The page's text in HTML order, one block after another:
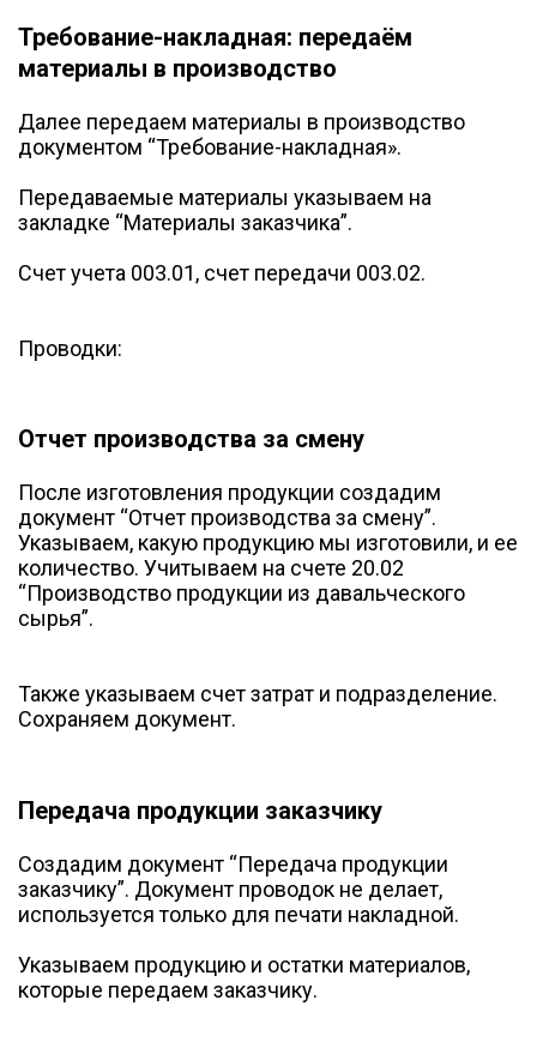
Требование-накладная: передаём
материалы в производство
Далее передаем материалы в производство
документом “Требование-накладная».
Передаваемые материалы указываем на
закладке “Материалы заказчика”.
Счет учета 003.01, счет передачи 003.02.
Проводки:
Отчет производства за смену
После изготовления продукции создадим
документ “Отчет производства за смену”.
Указываем, какую продукцию мы изготовили, и ее
количество. Учитываем на счете 20.02
“Производство продукции из давальческого
сырья”.
Также указываем счет затрат и подразделение.
Сохраняем документ.
Передача продукции заказчику
Создадим документ “Передача продукции
заказчику”. Документ проводок не делает,
используется только для печати накладной.
Указываем продукцию и остатки материалов,
которые передаем заказчику.